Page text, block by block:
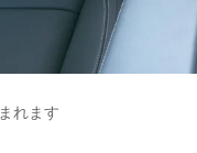
れます